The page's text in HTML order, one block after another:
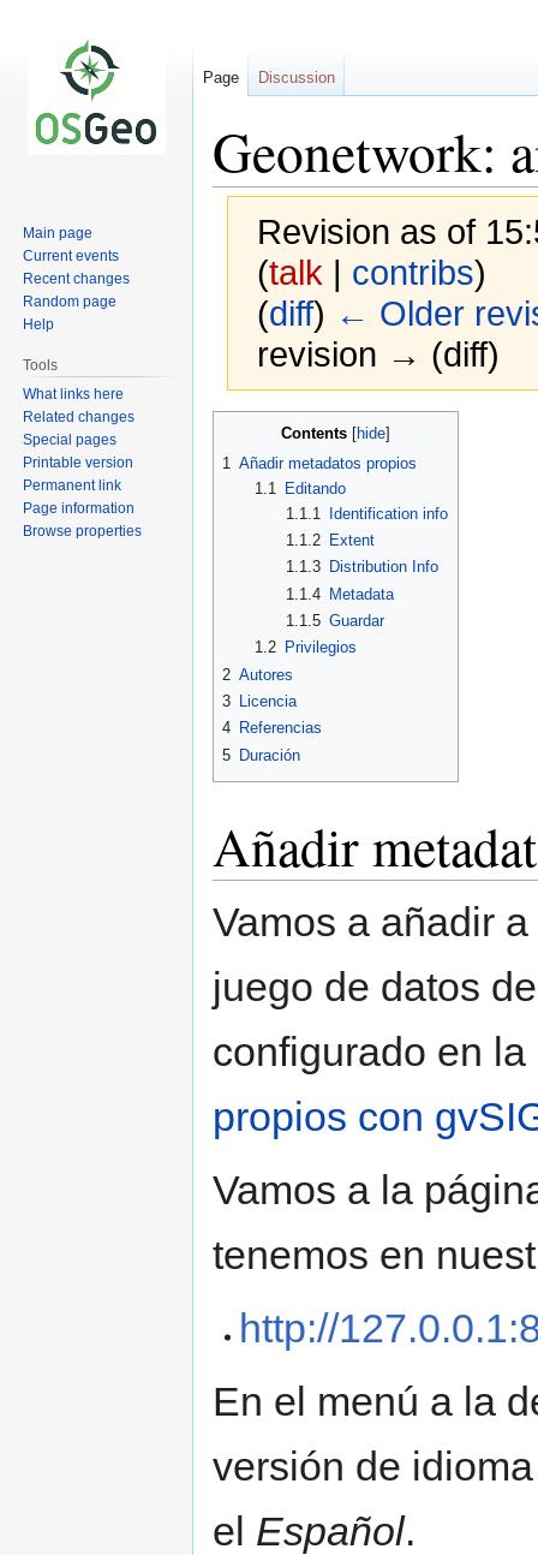
Geonetwork:
Revision as of
(talk | contribs)
(diff) ← Older
revision → (diff)
Contents
1 Añadir metadatos propios
1.1
Editando
1.1.1
Identification info
1.1.2 Extent
1.1.3 Distribution Info
1.1.4 Metadata
1.1.5 Guardar
1.2
Privilegios
2 Autores
3
Licencia
4 Referencias
5 Duración
Añadir
Vamos a añadir
juego de datos
configurado en
propios con
Vamos a la
tenemos en
http://
En el menú a la
versión de
el Español.
Page Discussion
Main page
Current events
Recent changes
Random page
Help
Tools
What links here
Related changes
Special pages
Printable version
Permanent link
Page information
Browse properties